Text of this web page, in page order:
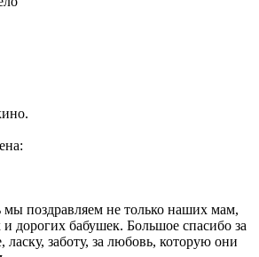
мы поздравляем не только наших мам,
бабушек. Большое спасибо за
заботу, за любовь, которую они